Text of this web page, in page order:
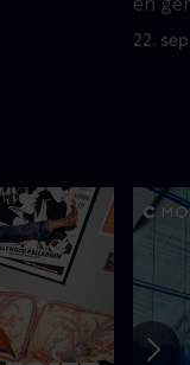
22.